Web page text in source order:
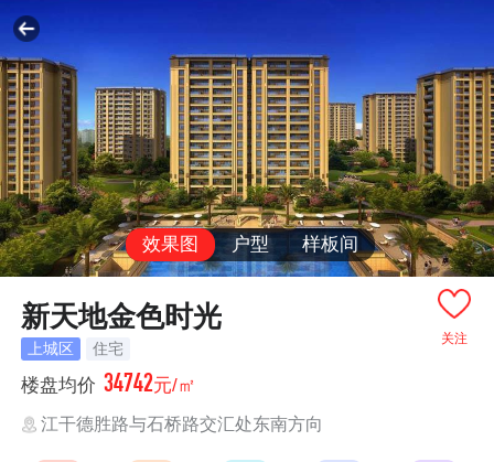
效果图 户型 样板间
关注
新天地金色时光
上城区 住宅
楼盘均价 34742元/㎡
江干德胜路与石桥路交汇处东南方向